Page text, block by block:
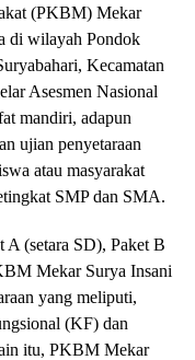
(PKBM) Mekar
di wilayah Pondok
Kecamatan
Asesmen Nasional
mandiri, adapun
ujian penyetaraan
atau masyarakat
SMP dan SMA.
A (setara SD), Paket B
Mekar Surya Insani
yang meliputi,
(KF) dan
itu, PKBM Mekar